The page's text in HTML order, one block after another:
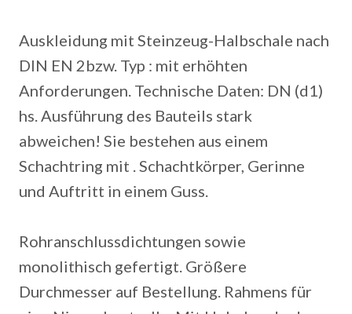
Auskleidung mit Steinzeug-Halbschale nach
DIN EN 2bzw. Typ : mit erhöhten
Anforderungen. Technische Daten: DN (d1)
hs. Ausführung des Bauteils stark
abweichen! Sie bestehen aus einem
Schachtring mit . Schachtkörper, Gerinne
und Auftritt in einem Guss.
Rohranschlussdichtungen sowie
monolithisch gefertigt. Größere
Durchmesser auf Bestellung. Rahmens für